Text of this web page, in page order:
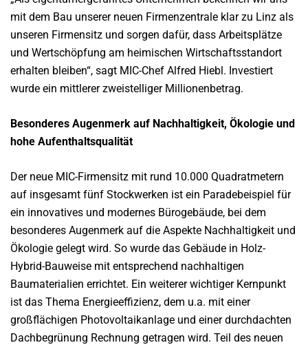
mit dem Bau unserer neuen Firmenzentrale klar zu Linz als
unseren Firmensitz und sorgen dafür, dass Arbeitsplätze
und Wertschöpfung am heimischen Wirtschaftsstandort
erhalten bleiben“, sagt MIC-Chef Alfred Hiebl. Investiert
wurde ein mittlerer zweistelliger Millionenbetrag.
Besonderes Augenmerk auf Nachhaltigkeit, Ökologie und
hohe Aufenthaltsqualität
Der neue MIC-Firmensitz mit rund 10.000 Quadratmetern
auf insgesamt fünf Stockwerken ist ein Paradebeispiel für
ein innovatives und modernes Bürogebäude, bei dem
besonderes Augenmerk auf die Aspekte Nachhaltigkeit und
Ökologie gelegt wird. So wurde das Gebäude in Holz-
Hybrid-Bauweise mit entsprechend nachhaltigen
Baumaterialien errichtet. Ein weiterer wichtiger Kernpunkt
ist das Thema Energieeffizienz, dem u.a. mit einer
großflächigen Photovoltaikanlage und einer durchdachten
Dachbegrünung Rechnung getragen wird. Teil des neuen